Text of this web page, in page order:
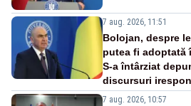
7 aug. 2026, 11:51
Bolojan, despre
putea fi adoptată
S-a întârziat
discursuri
7 aug. 2026, 10:57